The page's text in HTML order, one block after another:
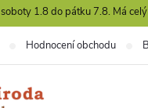
1.8 do pátku 7.8. Má
Hodnocení obchodu